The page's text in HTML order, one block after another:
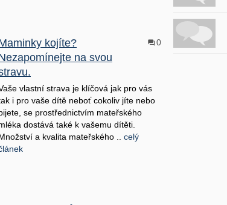
kojíte?
na svou
0
vlastní strava je klíčová jak pro vás
i pro vaše dítě neboť cokoliv jíte nebo
se prostřednictvím mateřského
dostává také k vašemu dítěti.
a kvalita mateřského .. celý